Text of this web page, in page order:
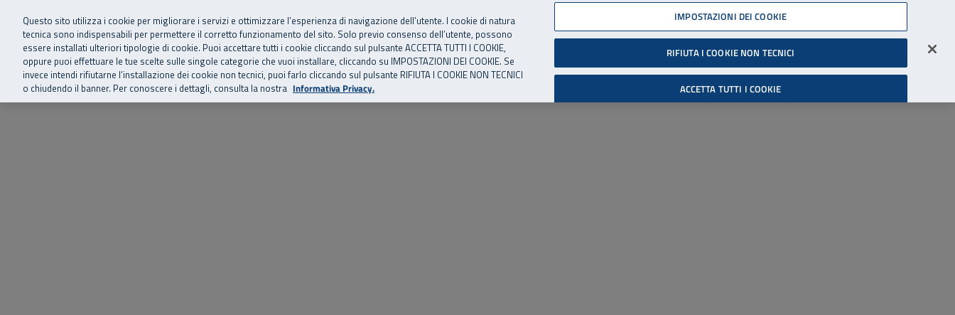
Vai al menu principale
Vai al contenuto principale
Vai al Footer 06 45539607
SuperAbile - il Contact Center Inail per il mondo della disabilità
Home Chi siamo Storie, news ed eventi Risorse utili Supporto Accessibilità
Cerca
Accedi all'area riservata
Questo sito utilizza i cookie per migliorare i servizi e ottimizzare l’esperienza di navigazione dell’utente. I cookie di natura
tecnica sono indispensabili per permettere il corretto funzionamento del sito. Solo previo consenso dell’utente, possono
essere installati ulteriori tipologie di cookie. Puoi accettare tutti i cookie cliccando sul pulsante ACCETTA TUTTI I COOKIE,
oppure puoi effettuare le tue scelte sulle singole categorie che vuoi installare, cliccando su IMPOSTAZIONI DEI COOKIE. Se
invece intendi rifiutarne l’installazione dei cookie non tecnici, puoi farlo cliccando sul pulsante RIFIUTA I COOKIE NON TECNICI
o chiudendo il banner. Per conoscere i dettagli, consulta la nostra Informativa Privacy.
IMPOSTAZIONI DEI COOKIE
RIFIUTA I COOKIE NON TECNICI
ACCETTA TUTTI I COOKIE